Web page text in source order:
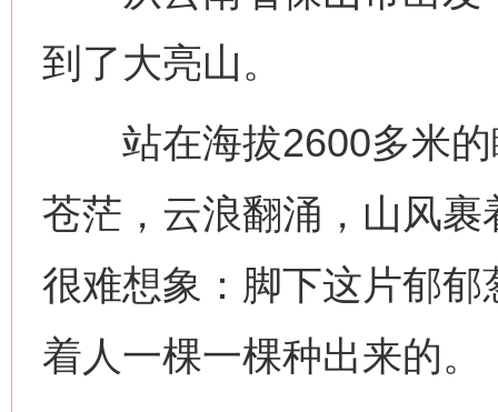
到了大亮山。
站在海拔2600多米的
苍茫，云浪翻涌，山风
很难想象：脚下这片郁
着人一棵一棵种出来的。